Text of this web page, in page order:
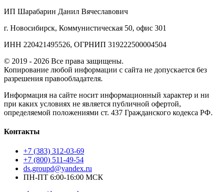
ИП Шарабарин Данил Вячеславович
г. Новосибирск, Коммунистическая 50, офис 301
ИНН 220421495526, ОГРНИП 319222500004504
© 2019 - 2026 Все права защищены.
Копирование любой информации с сайта не допускается без
разрешения правообладателя.
Информация на сайте носит информационный характер и ни
при каких условиях не является публичной офертой,
определяемой положениями ст. 437 Гражданского кодекса РФ.
Контакты
+7 (383) 312-03-69
+7 (800) 511-49-54
ds.groupd@yandex.ru
ПН-ПТ 6:00-16:00 МСК